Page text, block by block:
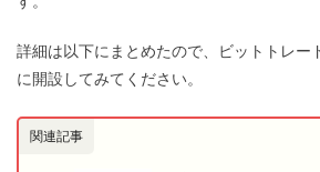
詳細は以下にまとめたので、ビットトレー
に開設してみてください。
関連記事